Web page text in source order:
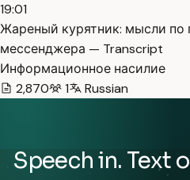
19:01
Жареный курятник: мысли по
мессенджера — Transcript
Информационное насилие
2,870
1 Russian
Speech in. Text